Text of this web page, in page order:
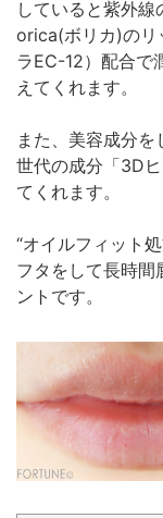
していると紫外
orica(ボリカ)のリ
ラEC-12）配合で
えてくれます。
また、美容成分
世代の成分「3D
てくれます。
“オイルフィット
フタをして長時間
ントです。